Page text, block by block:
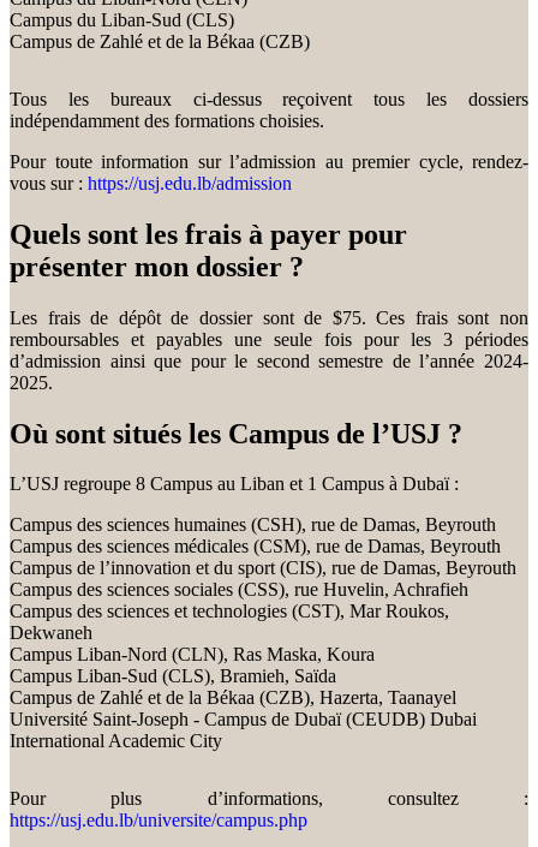
Campus du Liban-Sud (CLS)
Campus de Zahlé et de la Békaa (CZB)
Tous les bureaux ci-dessus reçoivent tous les dossiers
indépendamment des formations choisies.
Pour toute information sur l’admission au premier cycle, rendez-
vous sur : https://usj.edu.lb/admission
Quels sont les frais à payer pour
présenter mon dossier ?
Les frais de dépôt de dossier sont de $75. Ces frais sont non
remboursables et payables une seule fois pour les 3 périodes
d’admission ainsi que pour le second semestre de l’année 2024-
2025.
Où sont situés les Campus de l’USJ ?
L’USJ regroupe 8 Campus au Liban et 1 Campus à Dubaï :
Campus des sciences humaines (CSH), rue de Damas, Beyrouth
Campus des sciences médicales (CSM), rue de Damas, Beyrouth
Campus de l’innovation et du sport (CIS), rue de Damas, Beyrouth
Campus des sciences sociales (CSS), rue Huvelin, Achrafieh
Campus des sciences et technologies (CST), Mar Roukos,
Dekwaneh
Campus Liban-Nord (CLN), Ras Maska, Koura
Campus Liban-Sud (CLS), Bramieh, Saïda
Campus de Zahlé et de la Békaa (CZB), Hazerta, Taanayel
Université Saint-Joseph - Campus de Dubaï (CEUDB) Dubai
International Academic City
Pour plus d’informations, consultez :
https://usj.edu.lb/universite/campus.php